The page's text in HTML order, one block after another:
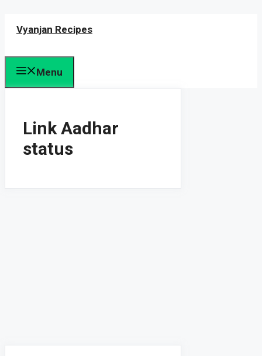
Vyanjan Recipes
Menu
Link Aadhar
status